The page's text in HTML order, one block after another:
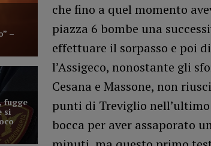
che fino a quel momento
piazza 6 bombe una
effettuare il sorpasso e poi
l’Assigeco, nonostante gli
Cesana e Massone, non
punti di Treviglio
bocca per aver assaporato